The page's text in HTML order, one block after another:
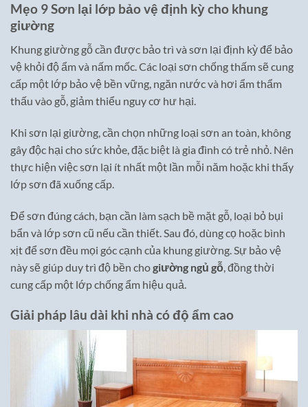
Mẹo 9 Sơn lại lớp bảo vệ định kỳ cho khung
giường
Khung giường gỗ cần được bảo trì và sơn lại định kỳ để bảo
vệ khỏi độ ẩm và nấm mốc. Các loại sơn chống thấm sẽ cung
cấp một lớp bảo vệ bền vững, ngăn nước và hơi ẩm thẩm
thấu vào gỗ, giảm thiểu nguy cơ hư hại.
Khi sơn lại giường, cần chọn những loại sơn an toàn, không
gây độc hại cho sức khỏe, đặc biệt là gia đình có trẻ nhỏ. Nên
thực hiện việc sơn lại ít nhất một lần mỗi năm hoặc khi thấy
lớp sơn đã xuống cấp.
Để sơn đúng cách, bạn cần làm sạch bề mặt gỗ, loại bỏ bụi
bẩn và lớp sơn cũ nếu cần thiết. Sau đó, dùng cọ hoặc bình
xịt để sơn đều mọi góc cạnh của khung giường. Sự bảo vệ
này sẽ giúp duy trì độ bền chogiường ngủ gỗ , đồng thời
cung cấp một lớp chống ẩm hiệu quả.
Giải pháp lâu dài khi nhà có độ ẩm cao